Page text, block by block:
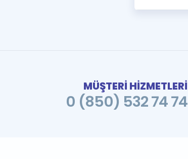
MÜŞTERİ HİZMETLERİ
0 (850) 532 74 74